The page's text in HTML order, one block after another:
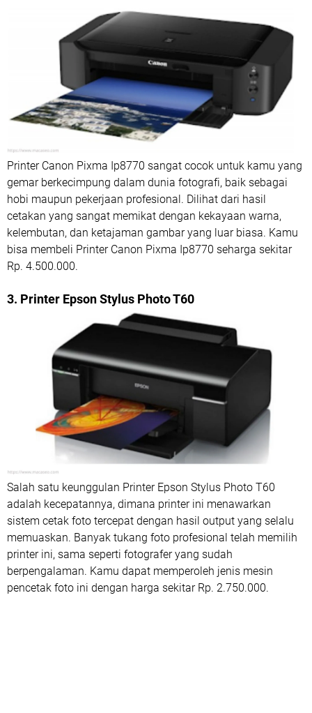
Printer Canon Pixma Ip8770 sangat cocok untuk kamu yang
gemar berkecimpung dalam dunia fotografi, baik sebagai
hobi maupun pekerjaan profesional. Dilihat dari hasil
cetakan yang sangat memikat dengan kekayaan warna,
kelembutan, dan ketajaman gambar yang luar biasa. Kamu
bisa membeli Printer Canon Pixma Ip8770 seharga sekitar
Rp. 4.500.000.
3. Printer Epson Stylus Photo T60
Salah satu keunggulan Printer Epson Stylus Photo T60
adalah kecepatannya, dimana printer ini menawarkan
sistem cetak foto tercepat dengan hasil output yang selalu
memuaskan. Banyak tukang foto profesional telah memilih
printer ini, sama seperti fotografer yang sudah
berpengalaman. Kamu dapat memperoleh jenis mesin
pencetak foto ini dengan harga sekitar Rp. 2.750.000.